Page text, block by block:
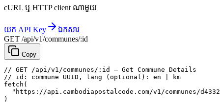
cURL ឬ HTTP client ណាមួយ
យក API Key
ឯកសារ
GET /api/v1/communes/:id
Copy
// GET /api/v1/communes/:id — Get Commune Details
// id: commune UUID, lang (optional): en | km
fetch (
"https://api.cambodiapostalcode.com/v1/communes/
)